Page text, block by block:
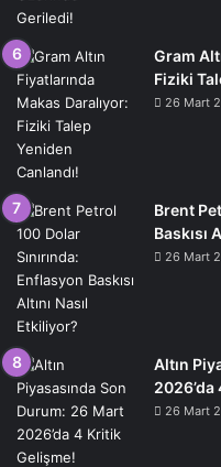
Gram
Fiziki
26 Mart
Brent
Baskısı
26 Mart
Altın
26 Mart